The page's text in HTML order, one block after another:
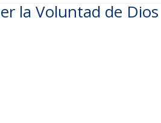
la Voluntad de Dios